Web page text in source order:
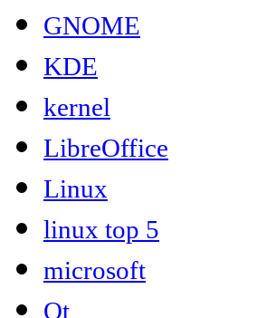
GNOME
KDE
kernel
LibreOffice
Linux
linux top 5
microsoft
Qt